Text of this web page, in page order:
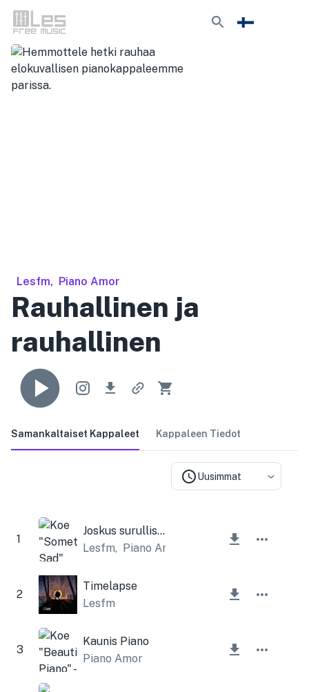
Lesfm, Piano Amor
Rauhallinen ja
rauhallinen
Samankaltaiset Kappaleet Kappaleen Tiedot
Uusimmat
1
Joskus surullista
Lesfm, Piano Amor
2
Timelapse
Lesfm
3
Kaunis Piano
Piano Amor